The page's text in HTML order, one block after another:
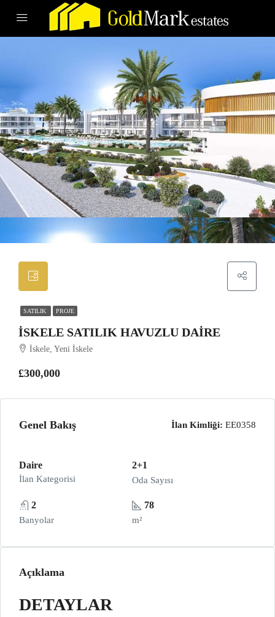
SATILIK PROJE
İSKELE SATILIK HAVUZLU DAIRE
İskele, Yeni İskele
£300,000
Genel Bakış İlan Kimliği: EE0358
Daire
İlan Kategorisi
2+1
Oda Sayısı
2
Banyolar
78
m²
Açıklama
DETAYLAR